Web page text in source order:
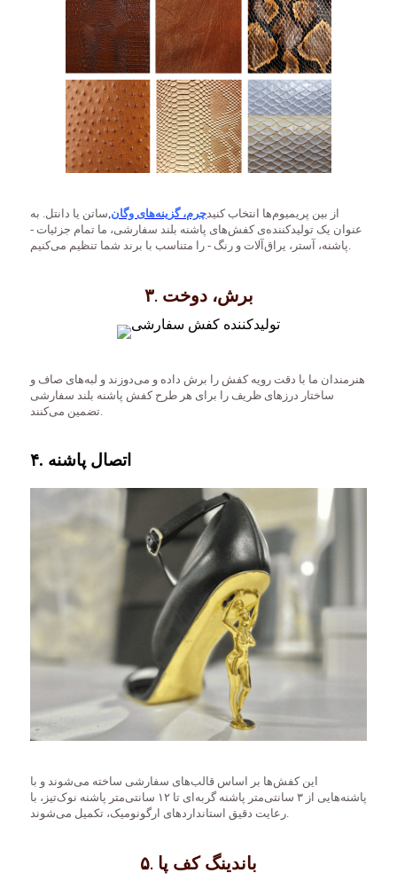
از بین پریمیوم‌ها انتخاب کنیدچرم، گزینه‌های وگان ساتن یا دانتل. به
عنوان یک تولیدکننده‌ی کفش‌های پاشنه بلند سفارشی، ما تمام جزئیات -
۳. برش، دوخت
هنرمندان ما با دقت رویه کفش را برش داده و می‌دوزند و لبه‌های صاف و
ساختار درزهای ظریف را برای هر طرح کفش پاشنه بلند سفارشی
۴. اتصال پاشنه
این کفش‌ها بر اساس قالب‌های سفارشی ساخته می‌شوند و با
پاشنه‌هایی از ۳ سانتی‌متر پاشنه گربه‌ای تا ۱۲ سانتی‌متر پاشنه نوک‌تیز، با
۵. باندینگ کف پا